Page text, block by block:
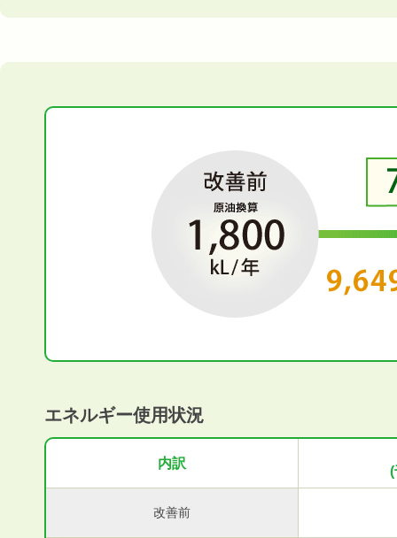
エネルギー使用状況
内訳
(
改善前